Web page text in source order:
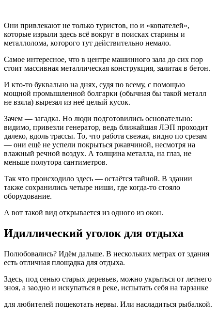
Они привлекают не только туристов, но и «копателей»,
которые изрыли здесь всё вокруг в поисках старины и
металлолома, которого тут действительно немало.
Самое интересное, что в центре машинного зала до сих пор
стоит массивная металлическая конструкция, залитая в бетон.
И кто-то буквально на днях, судя по всему, с помощью
мощной промышленной болгарки (обычная бы такой металл
не взяла) вырезал из неё целый кусок.
Зачем — загадка. Но люди подготовились основательно:
видимо, привезли генератор, ведь ближайшая ЛЭП проходит
далеко, вдоль трассы. То, что работа свежая, видно по срезам
— они ещё не успели покрыться ржавчиной, несмотря на
влажный речной воздух. А толщина металла, на глаз, не
меньше полутора сантиметров.
Так что происходило здесь — остаётся тайной. В здании
также сохранились четыре ниши, где когда-то стояло
оборудование.
А вот такой вид открывается из одного из окон.
Идиллический уголок для отдыха
Полюбовались? Идём дальше. В нескольких метрах от здания
есть отличная площадка для отдыха.
Здесь, под сенью старых деревьев, можно укрыться от летнего
зноя, а заодно и искупаться в реке, испытать себя на тарзанке
для любителей пощекотать нервы. Или насладиться рыбалкой.